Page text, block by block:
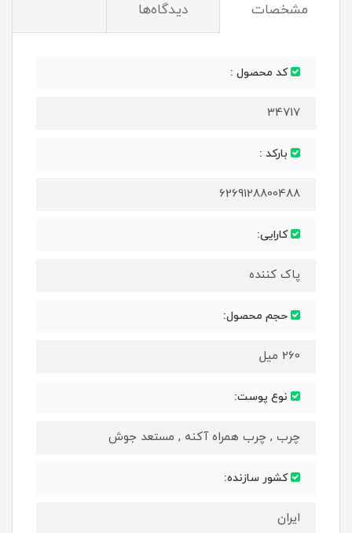
مشخصات دیدگاه‌ها
کد محصول :
34717
بارکد :
6269128800488
کارایی:
پاک کننده
حجم محصول:
260 میل
نوع پوست:
چرب , چرب همراه آکنه , مستعد جوش
کشور سازنده:
ایران